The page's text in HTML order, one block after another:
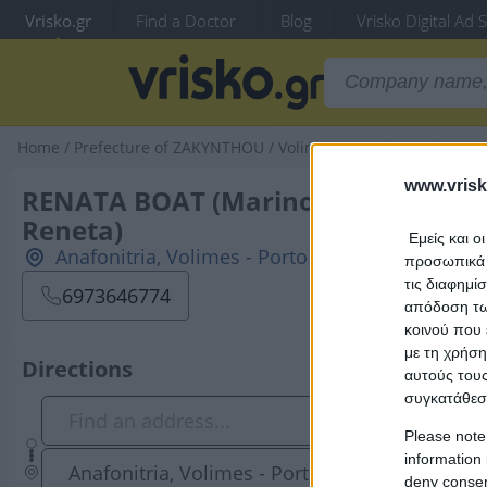
Εμείς και
προσωπικά
τις
απόδοση
κοινού που
με τη
αυτούς
Please
information
deny
Vrisko.gr Find a Doctor Blog Vrisko Digital Ad
Home / Prefecture of ZAKYNTHOU / Volimes /Tourist Services /
RENATA BOAT (Marinou - Vonaparti
Reneta)
Anafonitria, Volimes - Porto Vromi, 29090,
6973646774
Directions
Anafonitria, Volimes - Porto Vromi,